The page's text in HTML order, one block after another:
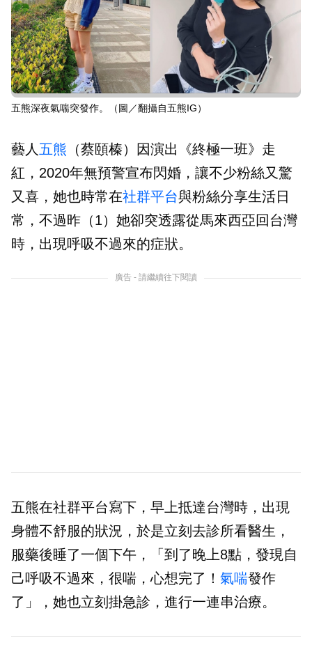
五熊深夜氣喘突發作。（圖／翻攝自五熊IG）
藝人 五熊 （蔡頤榛）因演出《終極一班》走
紅，2020年無預警宣布閃婚，讓不少粉絲又驚
又喜，她也時常在社群平台與粉絲分享生活日
常，不過昨（1）她卻突透露從馬來西亞回台灣
時，出現呼吸不過來的症狀。
廣告 - 請繼續往下閱讀
五熊在社群平台寫下，早上抵達台灣時，出現
身體不舒服的狀況，於是立刻去診所看醫生，
服藥後睡了一個下午，「到了晚上8點，發現自
己呼吸不過來，很喘，心想完了！ 氣喘發作
了」，她也立刻掛急診，進行一連串治療。